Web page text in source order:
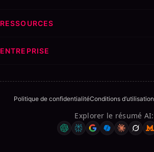
RESSOURCES
ENTREPRISE
Politique de confidentialitéConditions d’utilisation
Explorer le résumé AI: